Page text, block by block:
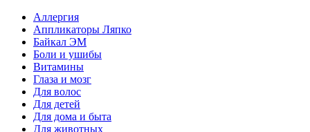
Аллергия
Аппликаторы Ляпко
Байкал ЭМ
Боли и ушибы
Витамины
Глаза и мозг
Для волос
Для детей
Для дома и быта
Для животных